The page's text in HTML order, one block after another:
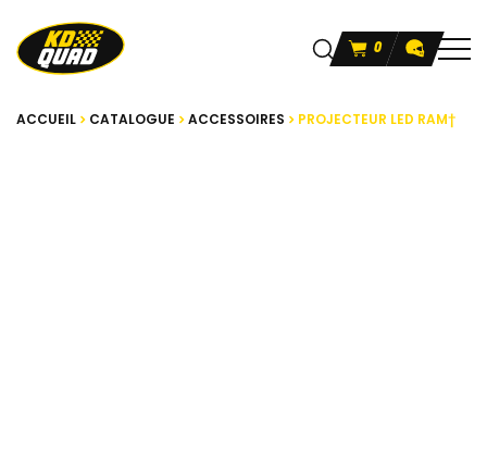
0
ACCUEIL CATALOGUE ACCESSOIRES PROJECTEUR LED RAM†